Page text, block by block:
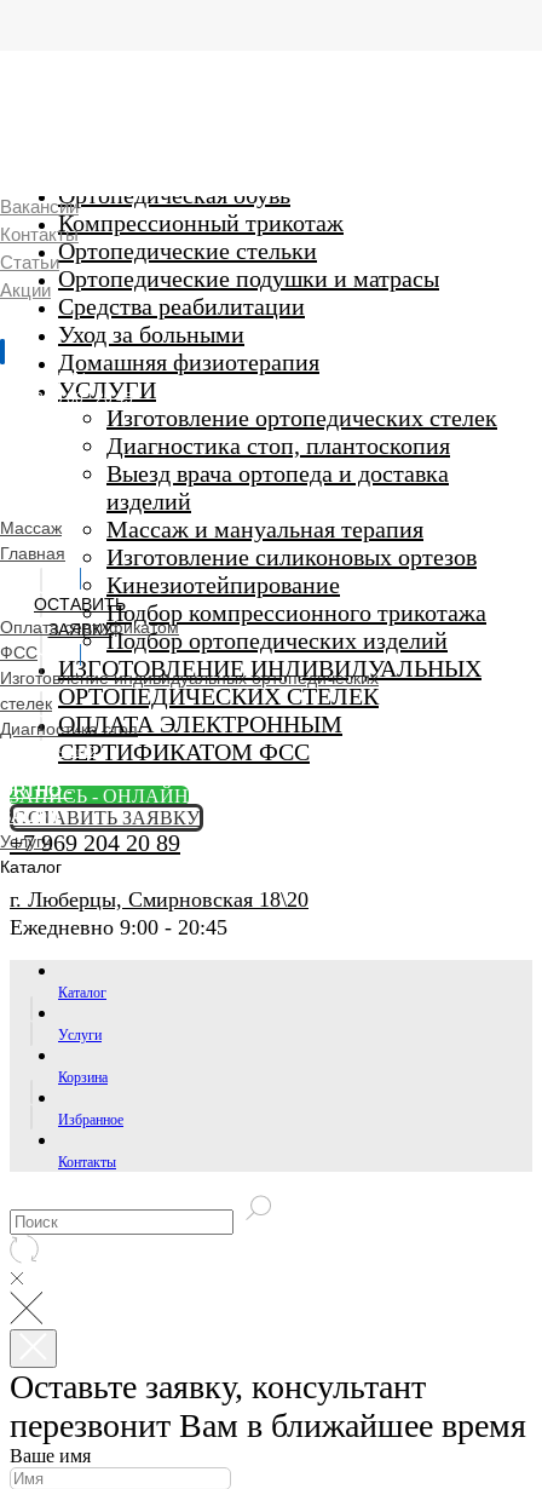
г. Люберцы
Пн-Вс 9:00 - 20:45
салон
Ортопедическая обувь
Компрессионный трикотаж
Ортопедические стельки
Ортопедические подушки и матрасы
Средства реабилитации
Уход за больными
Домашняя физиотерапия
УСЛУГИ
Изготовление ортопедических стелек
Диагностика стоп, плантоскопия
Выезд врача ортопеда и доставка
изделий
Массаж и мануальная терапия
Изготовление силиконовых ортезов
Кинезиотейпирование
Подбор компрессионного трикотажа
Подбор ортопедических изделий
ИЗГОТОВЛЕНИЕ ИНДИВИДУАЛЬНЫХ
ОРТОПЕДИЧЕСКИХ СТЕЛЕК
ОПЛАТА ЭЛЕКТРОННЫМ
СЕРТИФИКАТОМ ФСС
ЗАПИСЬ - ОНЛАЙН
ОСТАВИТЬ ЗАЯВКУ
+7 969 204 20 89
г. Люберцы, Смирновская 18\20
Ежедневно 9:00 - 20:45
Каталог
Услуги
Корзина
Избранное
Контакты
Оставьте заявку, консультант
перезвонит Вам в ближайшее время
Ваше имя
Вакансии
Контакты
Статьи
Акции
Массаж
Главная
ОСТАВИТЬ
ЗАЯВКУ
Оплата сертификатом
ФСС
Изготовление индивидуальных ортопедических
стелек
Диагностика стоп
Ортопедический
ORTHO -
SALON
Услуги
Каталог